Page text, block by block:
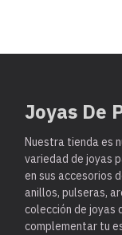
Joyas De
Nuestra tienda es
variedad de joyas
en sus accesorios
anillos, pulseras,
colección de
complementar tu